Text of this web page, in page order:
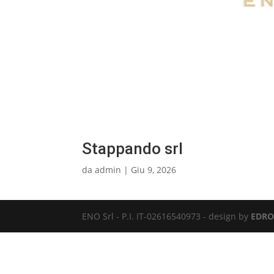
Stappando srl
daadmin | Giu 9, 2026
ENO Srl - P.I. IT-02616540973 - design by